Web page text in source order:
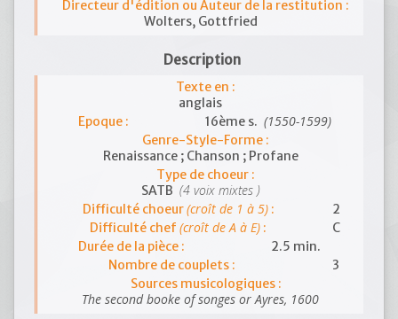
Directeur d'édition ou Auteur de la restitution :
Wolters, Gottfried
Description
Texte en :
anglais
Epoque :
16ème s. (1550-1599)
Genre-Style-Forme :
Renaissance ; Chanson ; Profane
Type de choeur :
SATB (4 voix mixtes )
Difficulté choeur(croît de 1 à 5):
2
Difficulté chef(croît de A à E) :
C
Durée de la pièce :
2.5 min.
Nombre de couplets :
3
Sources musicologiques :
The second booke of songes or Ayres, 1600